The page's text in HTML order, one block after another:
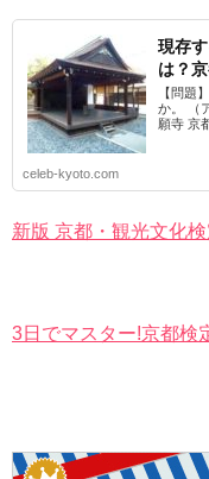
現存
は？
【問題
か。 （
願寺 京
celeb-kyoto.com
新版 京都・観光文化
3日でマスター!京都検